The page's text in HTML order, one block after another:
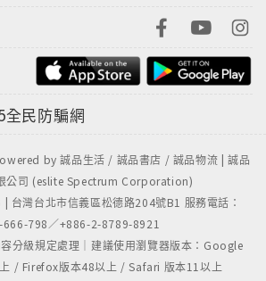
全民防騙網
by 誠品生活 / 誠品書店 / 誠品物流 | 誠品
公司 (eslite Spectrum Corporation)
台灣台北市信義區松德路204號B1 服務電話：
666-798／+886-2-8789-8921
分級規定處理｜建議使用瀏覽器版本：Google
/ Firefox版本48以上 / Safari 版本11以上